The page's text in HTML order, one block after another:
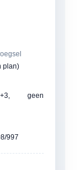
plan)
geen
997